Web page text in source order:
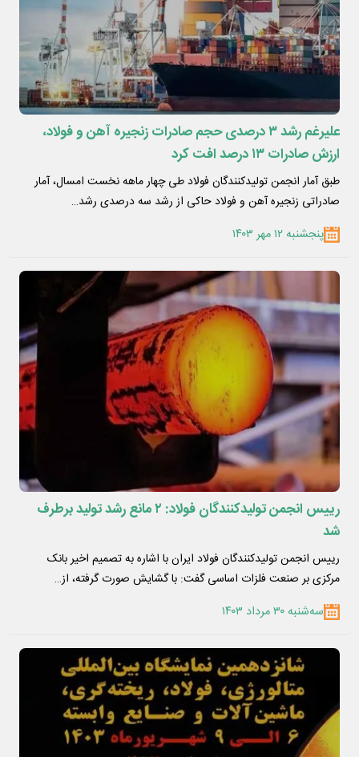
علیرغم رشد ۳ درصدی حجم صادرات زنجیره آهن و فولاد،
ارزش صادرات ۱۳ درصد افت کرد
طبق آمار انجمن تولیدکنندگان فولاد طی چهار ماهه نخست امسال، آمار
صادراتی زنجیره آهن و فولاد حاکی از رشد سه درصدی رشد…
پنجشنبه ۱۲ مهر ۱۴۰۳
رییس انجمن تولیدکنندگان فولاد: ۲ مانع رشد تولید برطرف
شد
رییس انجمن تولیدکنندگان فولاد ایران با اشاره به تصمیم اخیر بانک
مرکزی بر صنعت فلزات اساسی گفت: با گشایش صورت گرفته، از…
سه‌شنبه ۳۰ مرداد ۱۴۰۳